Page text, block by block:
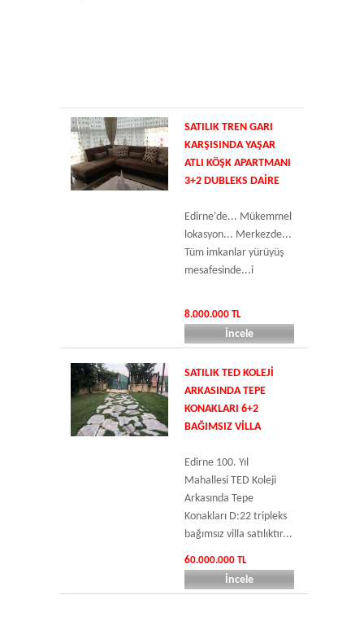
SATILIK TREN GARI
KARŞISINDA YAŞAR
ATLI KÖŞK APARTMANI
3+2 DUBLEKS DAIRE
Edirne'de... Mükemmel
lokasyon... Merkezde...
Tüm imkanlar yürüyüş
mesafesinde...i
8.000.000 TL
İncele
SATILIK TED KOLEJI
ARKASINDA TEPE
KONAKLARI 6+2
BAĞIMSIZ VILLA
Edirne 100. Yıl
Mahallesi TED Koleji
Arkasında Tepe
Konakları D:22 tripleks
bağımsız villa satılıktır...
60.000.000 TL
İncele